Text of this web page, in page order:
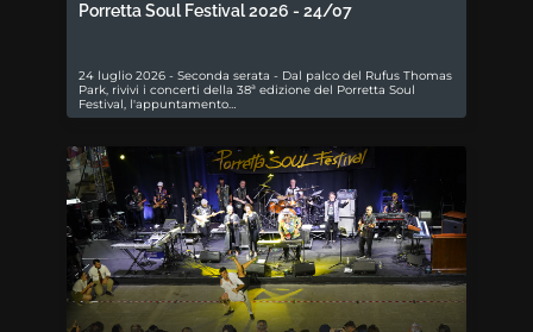
Porretta Soul Festival 2026 - 24/07
24 luglio 2026 - Seconda serata - Dal palco del Rufus Thomas
Park, rivivi i concerti della 38ª edizione del Porretta Soul
Festival, l'appuntamento…